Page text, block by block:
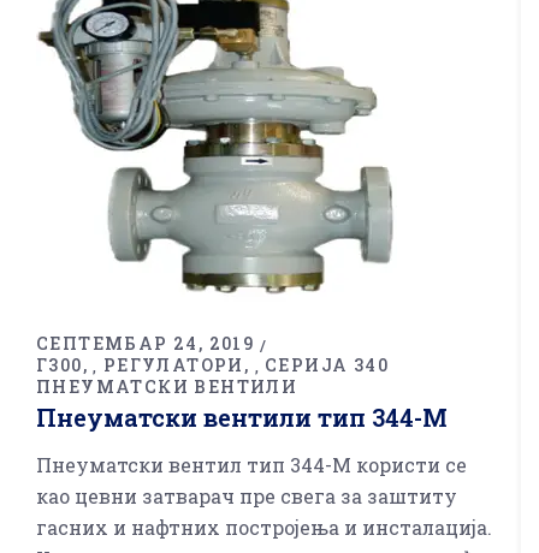
СЕПТЕМБАР 24, 2019
Г300
РЕГУЛАТОРИ
СЕРИЈА 340
ПНЕУМАТСКИ ВЕНТИЛИ
Пнеуматски вентили тип 344-М
Пнеуматски вентил тип 344-М користи се
као цевни затварач пре свега за заштиту
гасних и нафтних постројења и инсталација.